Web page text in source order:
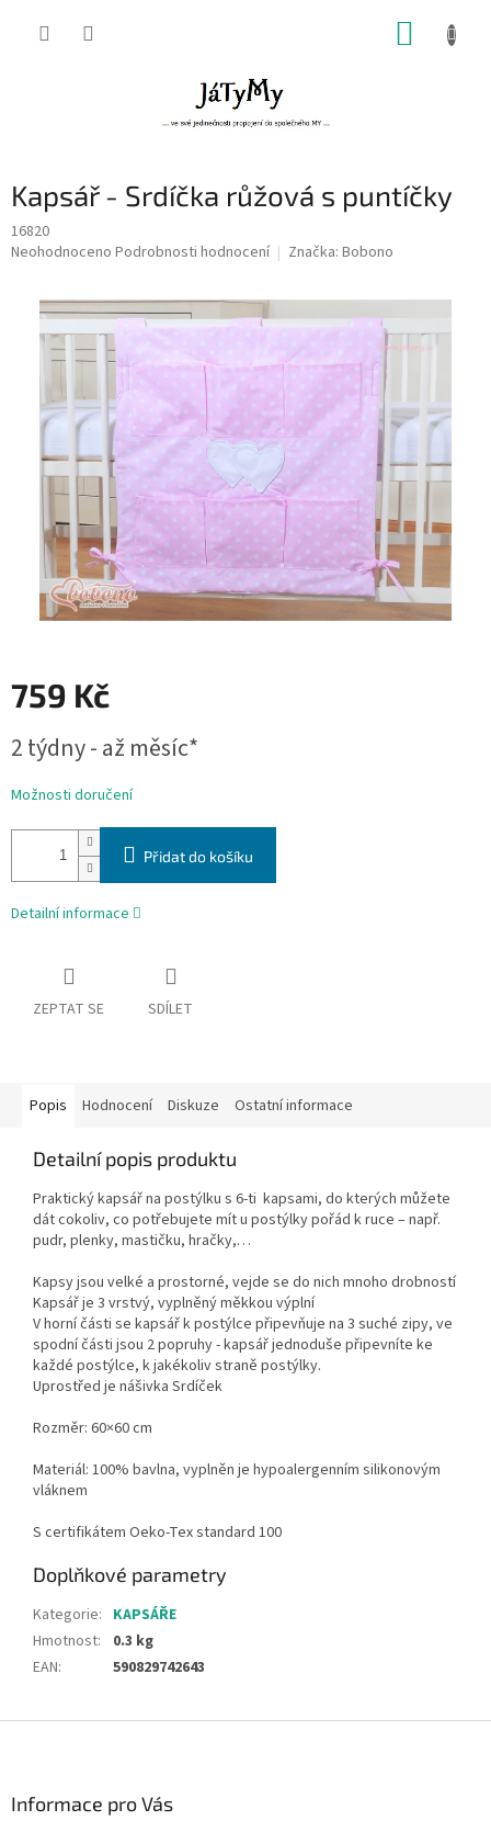
Kapsář - Srdíčka růžová s puntíčky
16820
Průměrné
hvězdiček.
Neohodnoceno Podrobnosti hodnocení Značka: Bobono
759 Kč
cena:
2 týdny - až měsíc*
Možnosti doručení
Přidat do košíku
Detailní informace
ZEPTAT SE SDÍLET
Popis Hodnocení Diskuze Ostatní informace
Detailní popis produktu
Praktický kapsář na postýlku s 6-ti kapsami, do kterých můžete
dát cokoliv, co potřebujete mít u postýlky pořád k ruce – např.
pudr, plenky, mastičku, hračky,…
Kapsy jsou velké a prostorné, vejde se do nich mnoho drobností
Kapsář je 3 vrstvý, vyplněný měkkou výplní
V horní části se kapsář k postýlce připevňuje na 3 suché zipy, ve
spodní části jsou 2 popruhy - kapsář jednoduše připevníte ke
každé postýlce, k jakékoliv straně postýlky.
Uprostřed je nášivka Srdíček
Rozměr: 60×60 cm
Materiál: 100% bavlna, vyplněn je hypoalergenním silikonovým
vláknem
S certifikátem Oeko-Tex standard 100
Doplňkové parametry
Kategorie: KAPSÁŘE
Hmotnost:
0.3 kg
EAN: 590829742643
Informace pro Vás